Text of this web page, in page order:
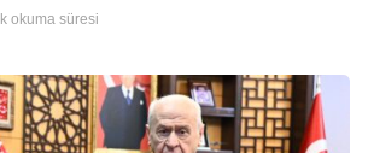
okuma süresi